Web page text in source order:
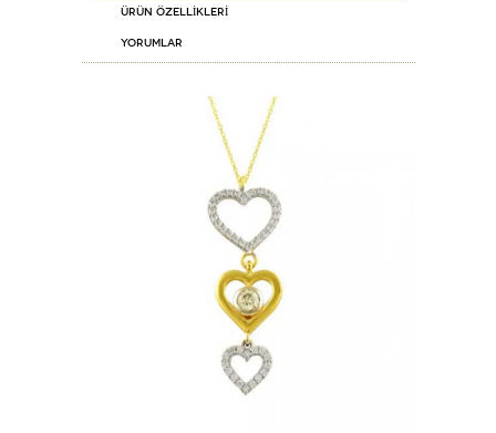
ÜRÜN ÖZELLİKLERİ
Yorumlar